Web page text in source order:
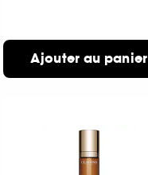
Ajouter au panier